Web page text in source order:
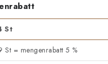
St
St = mengenrabatt 5 %